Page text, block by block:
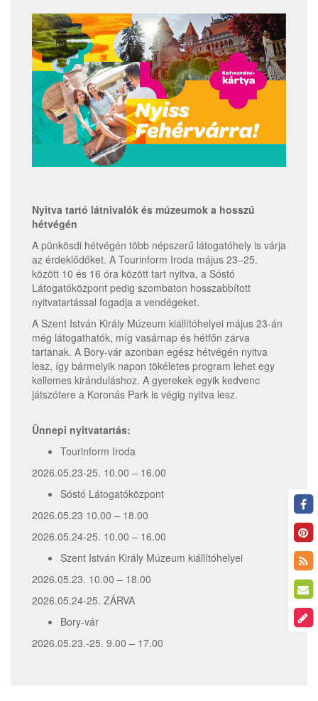
Nyitva tartó látnivalók és múzeumok a hosszú
hétvégén
A pünkösdi hétvégén több népszerű látogatóhely is várja
az érdeklődőket. A Tourinform Iroda május 23–25.
között 10 és 16 óra között tart nyitva, a Sóstó
Látogatóközpont pedig szombaton hosszabbított
nyitvatartással fogadja a vendégeket.
A Szent István Király Múzeum kiállítóhelyei május 23-án
még látogathatók, míg vasárnap és hétfőn zárva
tartanak. A Bory-vár azonban egész hétvégén nyitva
lesz, így bármelyik napon tökéletes program lehet egy
kellemes kiránduláshoz. A gyerekek egyik kedvenc
játszótere a Koronás Park is végig nyitva lesz.
Ünnepi nyitvatartás:
Tourinform Iroda
2026.05.23-25. 10.00 – 16.00
Sóstó Látogatóközpont
2026.05.23 10.00 – 18.00
2026.05.24-25. 10.00 – 16.00
Szent István Király Múzeum kiállítóhelyei
2026.05.23. 10.00 – 18.00
2026.05.24-25. ZÁRVA
Bory-vár
2026.05.23.-25. 9.00 – 17.00